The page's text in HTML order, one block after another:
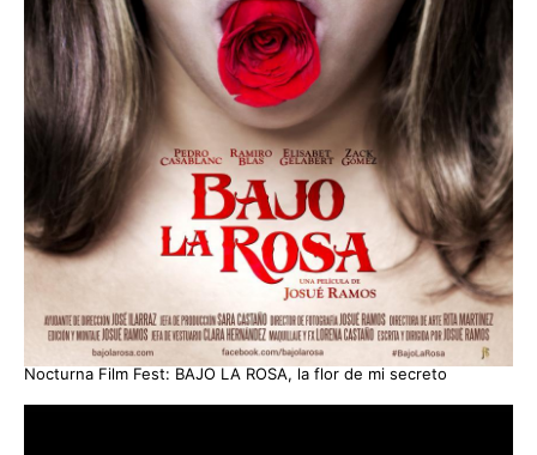
Nocturna Film Fest: BAJO LA ROSA, la flor de mi secreto